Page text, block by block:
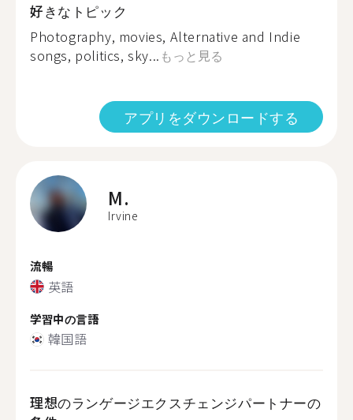
好きなトピック
Photography, movies, Alternative and Indie
songs, politics, sky... もっと見る
アプリをダウンロードする
M.
Irvine
流暢
英語
学習中の言語
韓国語
理想のランゲージエクスチェンジパートナーの